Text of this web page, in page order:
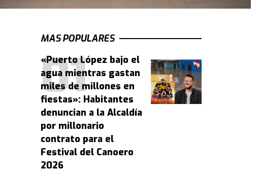
MAS POPULARES
«Puerto López bajo el
agua mientras gastan
miles de millones en
fiestas»: Habitantes
denuncian a la Alcaldía
por millonario
contrato para el
Festival del Canoero
2026